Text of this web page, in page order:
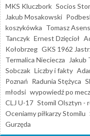
MKS Kluczbork Socios
Jakub Mosakowski
koszykówka Tomasz
Tanczyk Ernest Dzięcioł
Kołobrzeg GKS 1962
Termalica Nieciecza
Jakub
Sobczak Liczby i fakty
Poznań Radunia Stężyca
młodsi wypowiedź po
CLJ U-17 Stomil Olsztyn -
Oceniamy piłkarzy Stomilu
Gurzęda